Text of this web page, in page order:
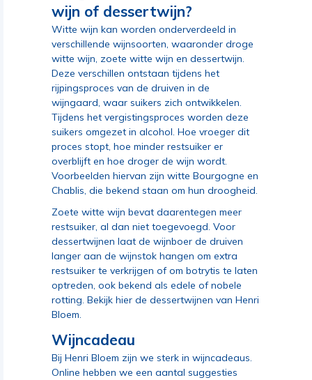
wijn of dessertwijn?
Witte wijn kan worden onderverdeeld in
verschillende wijnsoorten, waaronder droge
witte wijn, zoete witte wijn en dessertwijn.
Deze verschillen ontstaan tijdens het
rijpingsproces van de druiven in de
wijngaard, waar suikers zich ontwikkelen.
Tijdens het vergistingsproces worden deze
suikers omgezet in alcohol. Hoe vroeger dit
proces stopt, hoe minder restsuiker er
overblijft en hoe droger de wijn wordt.
Voorbeelden hiervan zijn witte Bourgogne en
Chablis, die bekend staan om hun droogheid.
Zoete witte wijn bevat daarentegen meer
restsuiker, al dan niet toegevoegd. Voor
dessertwijnen laat de wijnboer de druiven
langer aan de wijnstok hangen om extra
restsuiker te verkrijgen of om botrytis te laten
optreden, ook bekend als edele of nobele
rotting. Bekijk hier de dessertwijnen van Henri
Bloem.
Wijncadeau
Bij Henri Bloem zijn we sterk in wijncadeaus.
Online hebben we een aantal suggesties